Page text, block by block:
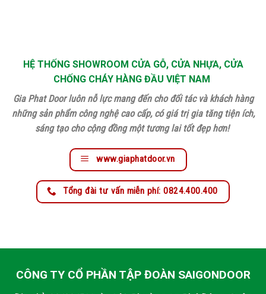
HỆ THỐNG SHOWROOM CỬA GỖ, CỬA NHỰA, CỬA
CHỐNG CHÁY HÀNG ĐẦU VIỆT NAM
Gia Phat Door luôn nỗ lực mang đến cho đối tác và khách hàng
những sản phẩm công nghệ cao cấp, có giá trị gia tăng tiện ích,
sáng tạo cho cộng đồng một tương lai tốt đẹp hơn!
www.giaphatdoor.vn
Tổng đài tư vấn miễn phí: 0824.400.400
CÔNG TY CỔ PHẦN TẬP ĐOÀN SAIGONDOOR